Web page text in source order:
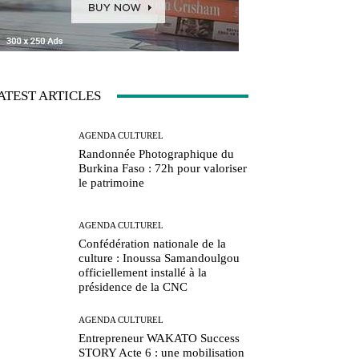
ARTICLES
AGENDA CULTUREL
Randonnée Photographique du
Burkina Faso : 72h pour valoriser
le patrimoine
AGENDA CULTUREL
Confédération nationale de la
culture : Inoussa Samandoulgou
officiellement installé à la
présidence de la CNC
AGENDA CULTUREL
Entrepreneur WAKATO Success
STORY Acte 6 : une mobilisation